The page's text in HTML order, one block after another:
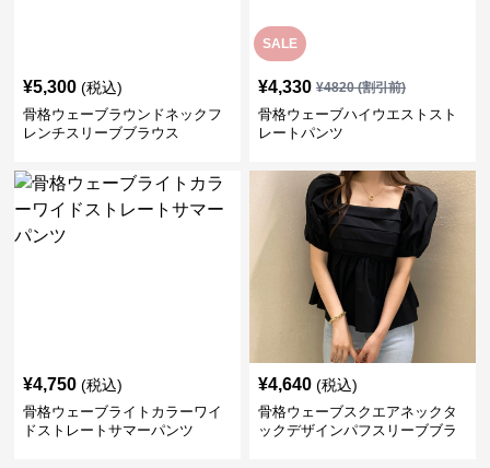
¥5,300 (税込)
骨格ウェーブラウンドネックフ
レンチスリーブブラウス
SALE
¥4,330 ¥4820(割引前)
骨格ウェーブハイウエストスト
レートパンツ
¥4,750 (税込)
骨格ウェーブライトカラーワイ
ドストレートサマーパンツ
¥4,640 (税込)
骨格ウェーブスクエアネックタ
ックデザインパフスリーブブラ